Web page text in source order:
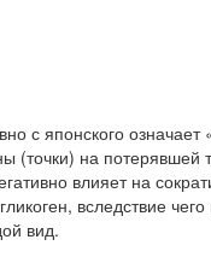
с японского
(точки) на
влияет на
вследствие
вид.